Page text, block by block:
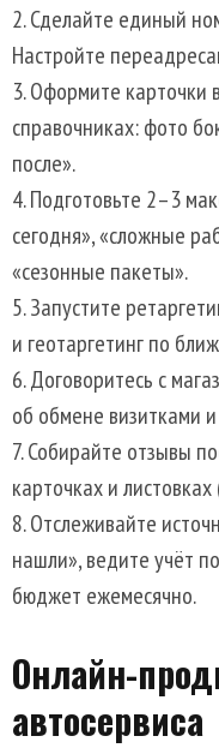
Сделайте единый
Настройте
Оформите карточки
справочниках: фото
после».
Подготовьте 2–3
сегодня», «сложные
«сезонные пакеты».
Запустите
и геотаргетинг по
Договоритесь с
об обмене визитками
Собирайте отзывы
карточках и
Отслеживайте
нашли», ведите учёт
бюджет ежемесячно.
Онлайн-
автосервиса